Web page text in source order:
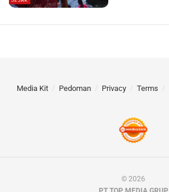
Media Kit Pedoman Privacy Terms
© 2026